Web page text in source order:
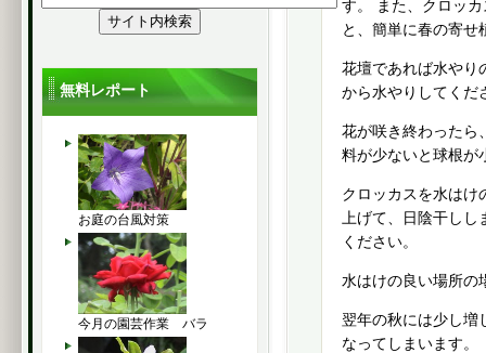
す。 また、クロッ
と、簡単に春の寄せ
花壇であれば水やり
から水やりしてくだ
花が咲き終わったら
料が少ないと球根が
クロッカスを水はけ
上げて、日陰干しし
ください。
水はけの良い場所の
翌年の秋には少し増
なってしまいます。
無料レポート
お庭の台風対策
今月の園芸作業 バラ